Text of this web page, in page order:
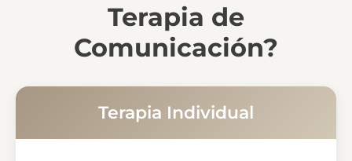
Terapia de
Comunicación?
Terapia Individual